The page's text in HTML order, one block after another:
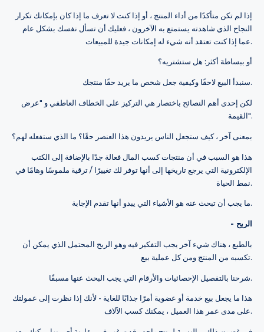
إذا لم تكن متأكدًا من أداء المنتج ، أو إذا كنت لا تعرف ما إذا كان بإمكانك تكرار
النجاح الذي شاهدته يستمتع به الآخرون ، فعليك أن تسأل نفسك بشكل عام
عما إذا كنت تعتقد أنه شيء له إمكانات جيدة للمبيعات.
أو ببساطة أكثر: هل ستشتريه؟
سنبدأ البيع لاحقًا وكيفية جعل شخص ما يريد حقًا منتجك.
لكن إحدى أهم النصائح باختصار هي التركيز على الخطاف العاطفي و "عرض
القيمة".
بمعنى آخر ، كيف ستجعل الناس يريدون هذا العنصر حقًا؟ ما الذي ستفعله لهم؟
هذا هو السبب في أن منتجات كسب المال فعالة جدًا بالإضافة إلى الكتب
الإلكترونية التي يرجع تاريخها إلى أنها توفر لك تغييرًا / ترقية ملموسًا وهامًا في
نمط الحياة.
ما يجب أن تبحث عنه هو الأشياء التي يبدو أنها تقدم الإجابة.
- الربح
بالطبع ، هناك شيء آخر يجب التفكير فيه وهو الربح المحتمل الذي يمكن أن
تكسبه من المنتج ومن كل عملية بيع.
شرحنا بالتفصيل الإحصائيات والأرقام التي يجب البحث عنها مسبقًا.
هذا ما يجعل بيع خدمة أو عضوية أمرًا جذابًا للغاية - لأنك إذا نظرت إلى عمولتك
على مدى عمر هذا العميل ، يمكنك كسب الآلاف.